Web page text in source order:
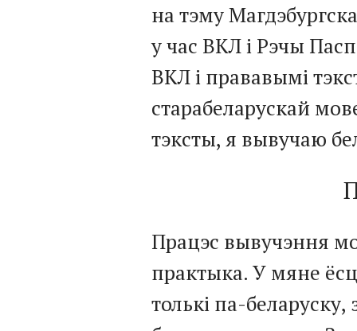
на тэму
у час ВКЛ і Рэчы
ВКЛ і прававымі
старабеларускай
тэксты, я вывучаю
Працэс вывучэння
практыка. У мяне
толькі па-беларуску,